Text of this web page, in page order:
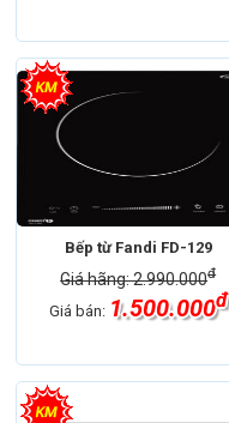
Bếp từ Fandi FD-129
Giá hãng: 2.990.000đ
Giá bán: 1.500.000đ